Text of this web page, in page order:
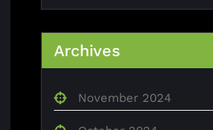
Archives
November 2024